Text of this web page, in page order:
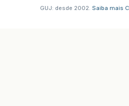
GUJ: desde 2002. Saiba mais